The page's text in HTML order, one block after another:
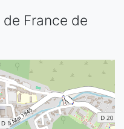
de France de